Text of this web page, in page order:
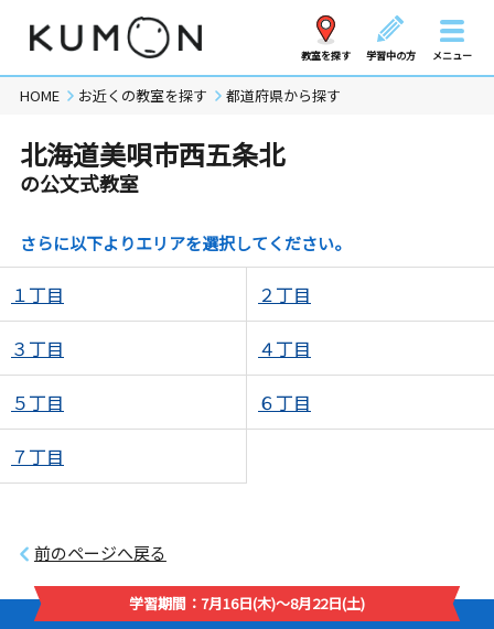
教室を探す 学習中の方 メニュー
HOME お近くの教室を探す 都道府県から探す
北海道美唄市西五条北
の公文式教室
さらに以下よりエリアを選択してください。
１丁目 ２丁目
３丁目 ４丁目
５丁目 ６丁目
７丁目
前のページへ戻る
学習期間：7月16日(木)～8月22日(土)